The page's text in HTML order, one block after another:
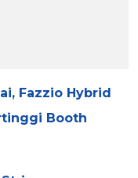
Fazzio Hybrid
Booth